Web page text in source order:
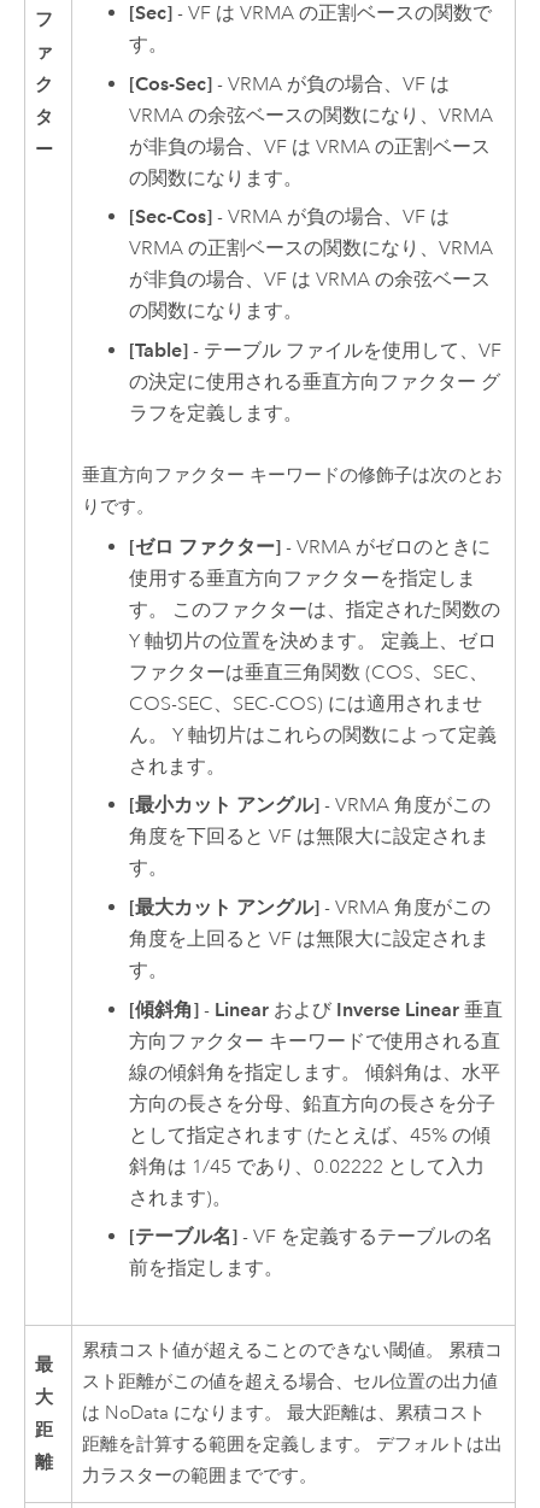
フ
ァ
ク
タ
ー
[Sec] - VF は VRMA の正割ベースの関数で
す。
[Cos-Sec] - VRMA が負の場合、VF は
VRMA の余弦ベースの関数になり、VRMA
が非負の場合、VF は VRMA の正割ベース
の関数になります。
[Sec-Cos] - VRMA が負の場合、VF は
VRMA の正割ベースの関数になり、VRMA
が非負の場合、VF は VRMA の余弦ベース
の関数になります。
[Table] - テーブル ファイルを使用して、VF
の決定に使用される垂直方向ファクター グ
ラフを定義します。
垂直方向ファクター キーワードの修飾子は次のとお
りです。
[ゼロ ファクター] - VRMA がゼロのときに
使用する垂直方向ファクターを指定しま
す。 このファクターは、指定された関数の
Y 軸切片の位置を決めます。 定義上、ゼロ
ファクターは垂直三角関数 (COS、SEC、
COS-SEC、SEC-COS) には適用されませ
ん。 Y 軸切片はこれらの関数によって定義
されます。
[最小カット アングル] - VRMA 角度がこの
角度を下回ると VF は無限大に設定されま
す。
[最大カット アングル] - VRMA 角度がこの
角度を上回ると VF は無限大に設定されま
す。
[傾斜角] - Linear および Inverse Linear 垂直
方向ファクター キーワードで使用される直
線の傾斜角を指定します。 傾斜角は、水平
方向の長さを分母、鉛直方向の長さを分子
として指定されます (たとえば、45% の傾
斜角は 1/45 であり、0.02222 として入力
されます)。
[テーブル名] - VF を定義するテーブルの名
前を指定します。
最
大
距
離
累積コスト値が超えることのできない閾値。 累積コ
スト距離がこの値を超える場合、セル位置の出力値
は NoData になります。 最大距離は、累積コスト
距離を計算する範囲を定義します。 デフォルトは出
力ラスターの範囲までです。